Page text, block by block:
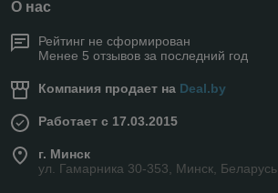
О нас
Рейтинг не сформирован
Менее 5 отзывов за последний год
Компания продает на Deal.by
Работает с 17.03.2015
г. Минск
ул. Гамарника 30-353, Минск, Беларусь